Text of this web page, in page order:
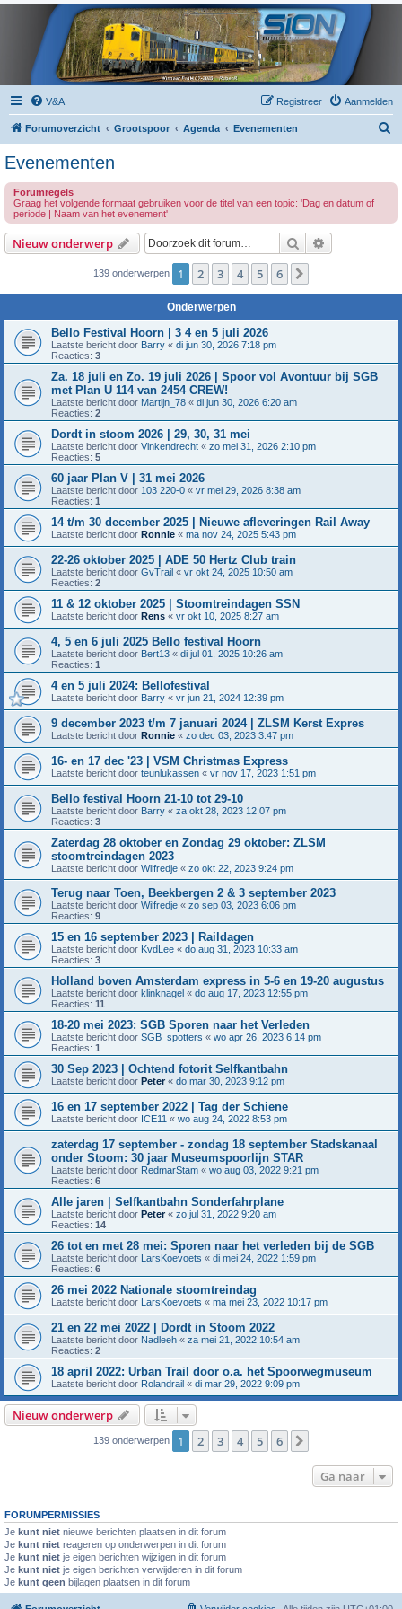
V&A Aanmelden
Registreer
Forumoverzicht Grootspoor Agenda Evenementen
Evenementen
Forumregels
Graag het volgende formaat gebruiken voor de titel van een topic: 'Dag en datum of
periode | Naam van het evenement'
Nieuw onderwerp Zoek
139 onderwerpen 1 2 3 4 5 6
Onderwerpen
Bello Festival Hoorn | 3 4 en 5 juli 2026
Laatste bericht door Barry « di jun 30, 2026 7:18 pm
Reacties: 3
Za. 18 juli en Zo. 19 juli 2026 | Spoor vol Avontuur bij SGB
met Plan U 114 van 2454 CREW!
Laatste bericht door Martijn_78 « di jun 30, 2026 6:20 am
Reacties: 2
Dordt in stoom 2026 | 29, 30, 31 mei
Laatste bericht door Vinkendrecht « zo mei 31, 2026 2:10 pm
Reacties: 5
60 jaar Plan V | 31 mei 2026
Laatste bericht door 103 220-0 « vr mei 29, 2026 8:38 am
Reacties: 1
14 t/m 30 december 2025 | Nieuwe afleveringen Rail Away
Laatste bericht door Ronnie « ma nov 24, 2025 5:43 pm
22-26 oktober 2025 | ADE 50 Hertz Club train
Laatste bericht door GvTrail « vr okt 24, 2025 10:50 am
Reacties: 2
11 & 12 oktober 2025 | Stoomtreindagen SSN
Laatste bericht door Rens « vr okt 10, 2025 8:27 am
4, 5 en 6 juli 2025 Bello festival Hoorn
Laatste bericht door Bert13 « di jul 01, 2025 10:26 am
Reacties: 1
4 en 5 juli 2024: Bellofestival
Laatste bericht door Barry « vr jun 21, 2024 12:39 pm
9 december 2023 t/m 7 januari 2024 | ZLSM Kerst Expres
Laatste bericht door Ronnie « zo dec 03, 2023 3:47 pm
16- en 17 dec '23 | VSM Christmas Express
Laatste bericht door teunlukassen « vr nov 17, 2023 1:51 pm
Bello festival Hoorn 21-10 tot 29-10
Laatste bericht door Barry « za okt 28, 2023 12:07 pm
Reacties: 3
Zaterdag 28 oktober en Zondag 29 oktober: ZLSM
stoomtreindagen 2023
Laatste bericht door Wilfredje « zo okt 22, 2023 9:24 pm
Terug naar Toen, Beekbergen 2 & 3 september 2023
Laatste bericht door Wilfredje « zo sep 03, 2023 6:06 pm
Reacties: 9
15 en 16 september 2023 | Raildagen
Laatste bericht door KvdLee « do aug 31, 2023 10:33 am
Reacties: 3
Holland boven Amsterdam express in 5-6 en 19-20 augustus
Laatste bericht door klinknagel « do aug 17, 2023 12:55 pm
Reacties: 11
18-20 mei 2023: SGB Sporen naar het Verleden
Laatste bericht door SGB_spotters « wo apr 26, 2023 6:14 pm
Reacties: 1
30 Sep 2023 | Ochtend fotorit Selfkantbahn
Laatste bericht door Peter « do mar 30, 2023 9:12 pm
16 en 17 september 2022 | Tag der Schiene
Laatste bericht door ICE11 « wo aug 24, 2022 8:53 pm
zaterdag 17 september - zondag 18 september Stadskanaal
onder Stoom: 30 jaar Museumspoorlijn STAR
Laatste bericht door RedmarStam « wo aug 03, 2022 9:21 pm
Reacties: 6
Alle jaren | Selfkantbahn Sonderfahrplane
Laatste bericht door Peter« zo jul 31, 2022 9:20 am
Reacties: 14
26 tot en met 28 mei: Sporen naar het verleden bij de SGB
Laatste bericht door LarsKoevoets « di mei 24, 2022 1:59 pm
Reacties: 6
26 mei 2022 Nationale stoomtreindag
Laatste bericht door LarsKoevoets « ma mei 23, 2022 10:17 pm
21 en 22 mei 2022 | Dordt in Stoom 2022
Laatste bericht door Nadleeh « za mei 21, 2022 10:54 am
Reacties: 2
18 april 2022: Urban Trail door o.a. het Spoorwegmuseum
Laatste bericht door Rolandrail « di mar 29, 2022 9:09 pm
Nieuw onderwerp
139 onderwerpen 1 2 3 4 5 6
Ga naar
FORUMPERMISSIES
Je kunt niet nieuwe berichten plaatsen in dit forum
Je kunt niet reageren op onderwerpen in dit forum
Je kunt niet je eigen berichten wijzigen in dit forum
Je kunt niet je eigen berichten verwijderen in dit forum
Je kunt geen bijlagen plaatsen in dit forum